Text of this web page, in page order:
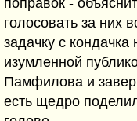
поправок -
голосовать за них
задачку с
изумленной
Памфилова и
есть щедро